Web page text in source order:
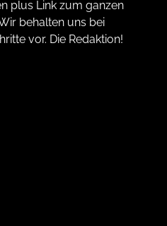
plus Link zum ganzen
behalten uns bei
vor. Die Redaktion!